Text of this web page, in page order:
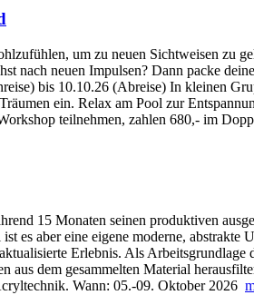
um zu neuen Sichtweisen zu
nach neuen Impulsen? Dann packe
bis 10.10.26 (Abreise) In kleinen
ein. Relax am Pool zur
teilnehmen, zahlen 680,- im
15 Monaten seinen produktiven
aber eine eigene moderne,
Erlebnis. Als
dem gesammelten Material
Wann: 05.-09. Oktober 2026